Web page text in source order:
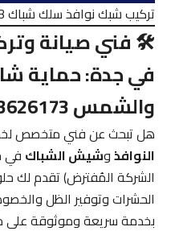
تركيب شبك نوافذ سلك شباك 0543626173
🛠️ فني صيانة
في جدة: حماية
والشمس 0543626173
هل تبحث عن فني متخصص
النوافذوشيش الشباكفي
الشركة المُفترض) تقدم لك
الحشرات وتوفير الظل
بخدمة سريعة وموثوقة على